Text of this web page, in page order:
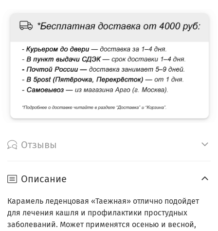
Отзывы
Описание
Карамель леденцовая «Таежная» отлично подойдет
для лечения кашля и профилактики простудных
заболеваний. Может применятся осенью и весной,